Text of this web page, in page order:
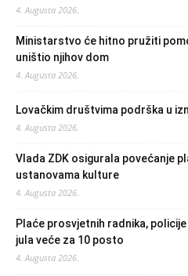
4. Augusta 2026.
Ministarstvo će hitno pružiti
uništio njihov dom
4. Augusta 2026.
Lovačkim društvima podrška u
4. Augusta 2026.
Vlada ZDK osigurala povećanje
ustanovama kulture
4. Augusta 2026.
Plaće prosvjetnih radnika,
jula veće za 10 posto
4. Augusta 2026.